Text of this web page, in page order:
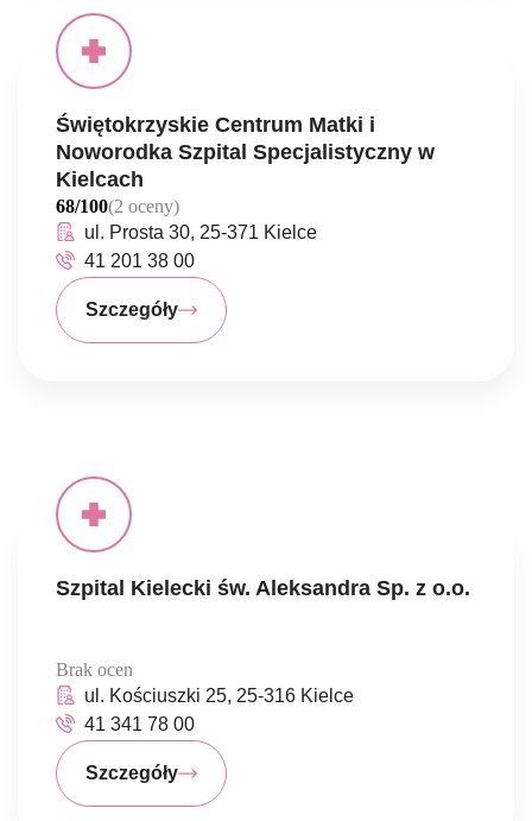
Świętokrzyskie Centrum Matki i
Noworodka Szpital Specjalistyczny w
Kielcach
68/100(2 oceny)
ul. Prosta 30, 25-371 Kielce
41 201 38 00
Szczegóły
Szpital Kielecki św. Aleksandra Sp. z o.o.
Brak ocen
ul. Kościuszki 25, 25-316 Kielce
41 341 78 00
Szczegóły